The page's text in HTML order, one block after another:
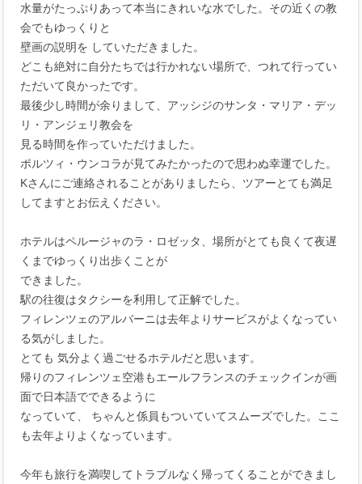
水量がたっぷりあって本当にきれいな水でした。その近くの教
会でもゆっくりと
壁画の説明を していただきました。
どこも絶対に自分たちでは行かれない場所で、つれて行ってい
ただいて良かったです。
最後少し時間が余りまして、アッシジのサンタ・マリア・デッ
リ・アンジェリ教会を
見る時間を作っていただけました。
ポルツィ・ウンコラが見てみたかったので思わぬ幸運でした。
Kさんにご連絡されることがありましたら、ツアーとても満足
してますとお伝えください。
ホテルはペルージャのラ・ロゼッタ、場所がとても良くて夜遅
くまでゆっくり出歩くことが
できました。
駅の往復はタクシーを利用して正解でした。
フィレンツェのアルバーニは去年よりサービスがよくなってい
る気がしました。
とても 気分よく過ごせるホテルだと思います。
帰りのフィレンツェ空港もエールフランスのチェックインが画
面で日本語でできるように
なっていて、 ちゃんと係員もついていてスムーズでした。ここ
も去年よりよくなっています。
今年も旅行を満喫してトラブルなく帰ってくることができまし